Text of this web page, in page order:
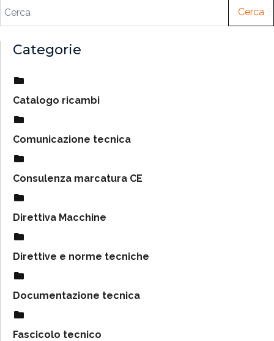
Cerca
Categorie
Catalogo ricambi
Comunicazione tecnica
Consulenza marcatura CE
Direttiva Macchine
Direttive e norme tecniche
Documentazione tecnica
Fascicolo tecnico